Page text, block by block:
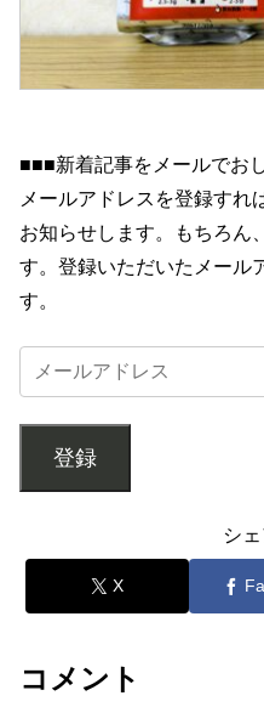
■■■新着記事をメールでお
メールアドレスを登録すれ
お知らせします。もちろん
す。登録いただいたメール
す。
登録
シ
X
コメント